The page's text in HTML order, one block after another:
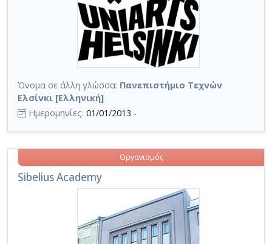
Όνομα σε άλλη γλώσσα: Πανεπιστήμιο Τεχνών
Ελσίνκι [Ελληνική]
Ημερομηνίες: 01/01/2013 -
Sibelius Academy
Οργανισμός